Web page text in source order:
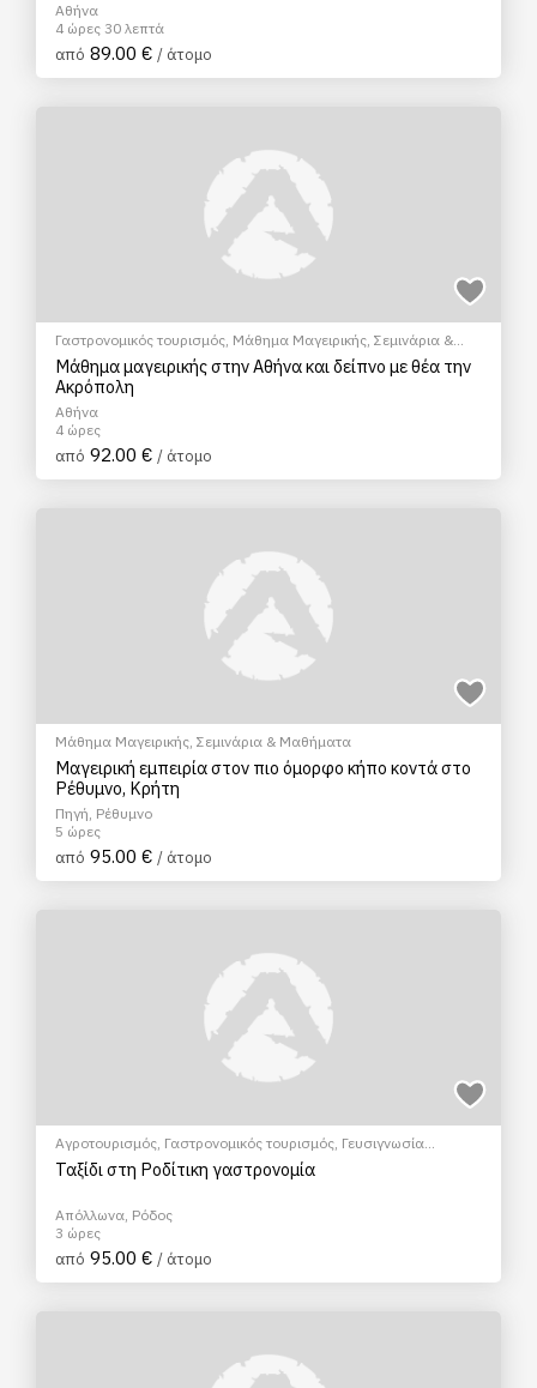
Αθήνα
4 ώρες 30 λεπτά
από 89.00 € / άτομο
Γαστρονομικός τουρισμός, Μάθημα Μαγειρικής, Σεμινάρια &
Μαθήματα
Μάθημα μαγειρικής στην Αθήνα και δείπνο με θέα την
Ακρόπολη
Αθήνα
4 ώρες
από 92.00 € / άτομο
Μάθημα Μαγειρικής, Σεμινάρια & Μαθήματα
Μαγειρική εμπειρία στον πιο όμορφο κήπο κοντά στο
Ρέθυμνο, Κρήτη
Πηγή, Ρέθυμνο
5 ώρες
από 95.00 € / άτομο
Αγροτουρισμός, Γαστρονομικός τουρισμός, Γευσιγνωσία
κρασιού
Μάθημα Μαγειρικής Πολιτιστικά - Πολιτισμικά
Σεμινάρια & Μαθήματα
Ταξίδι στη Ροδίτικη γαστρονομία
Απόλλωνα, Ρόδος
3 ώρες
από 95.00 € / άτομο